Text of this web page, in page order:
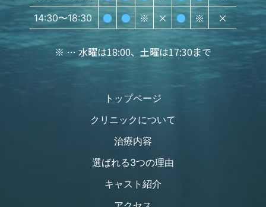
14:30〜18:30 ● ● ※ × ● ※ ×
※ … 水曜は18:00、土曜は17:30まで
トップページ
クリニックについて
治療内容
選ばれる3つの理由
キャスト紹介